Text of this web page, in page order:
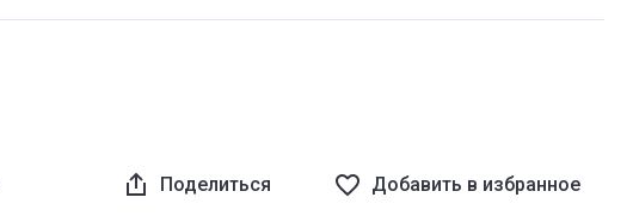
Поделиться Добавить в избранное